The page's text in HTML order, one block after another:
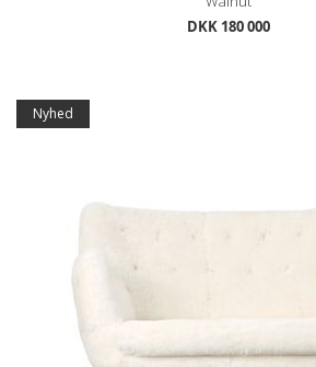
DKK 180 000
Nyhed